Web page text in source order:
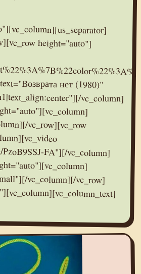
height="auto"]
нет (1980)"
vc_column]
vc_row][vc_row
FA"][/vc_column]
vc_column][/vc_row]